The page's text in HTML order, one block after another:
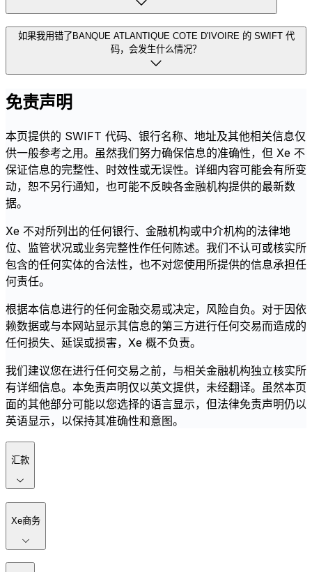
如果我用错了BANQUE ATLANTIQUE COTE D'IVOIRE 的 SWIFT 代
码，会发生什么情况？
免责声明
本页提供的 SWIFT 代码、银行名称、地址及其他相关信息仅
供一般参考之用。虽然我们努力确保信息的准确性，但 Xe 不
保证信息的完整性、时效性或无误性。详细内容可能会有所变
动，恕不另行通知，也可能不反映各金融机构提供的最新数
据。
Xe 不对所列出的任何银行、金融机构或中介机构的法律地
位、监管状况或业务完整性作任何陈述。我们不认可或核实所
包含的任何实体的合法性，也不对您使用所提供的信息承担任
何责任。
根据本信息进行的任何金融交易或决定，风险自负。对于因依
赖数据或与本网站显示其信息的第三方进行任何交易而造成的
任何损失、延误或损害，Xe 概不负责。
我们建议您在进行任何交易之前，与相关金融机构独立核实所
有详细信息。本免责声明仅以英文提供，未经翻译。虽然本页
面的其他部分可能以您选择的语言显示，但法律免责声明仍以
英语显示，以保持其准确性和意图。
汇款
Xe商务